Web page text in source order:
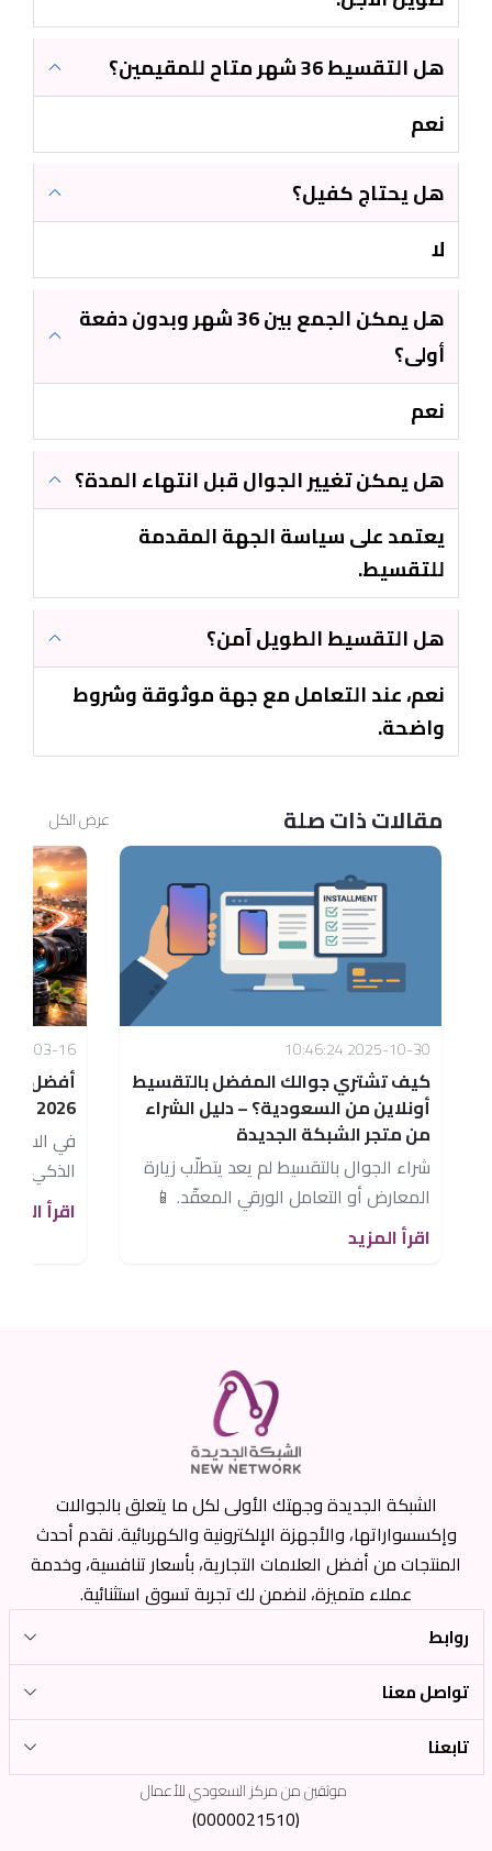
هل التقسيط 36 شهر متاح للمقيمين؟
نعم
هل يحتاج كفيل؟
لا
هل يمكن الجمع بين 36 شهر وبدون دفعة
أولى؟
نعم
هل يمكن تغيير الجوال قبل انتهاء المدة؟
يعتمد على سياسة الجهة المقدمة
للتقسيط.
هل التقسيط الطويل آمن؟
نعم، عند التعامل مع جهة موثوقة وشروط
واضحة.
مقالات ذات صلة عرض الكل
2025-10-30 10:46:24
كيف تشتري جوالك المفضل بالتقسيط
أونلاين من السعودية؟ – دليل الشراء
من متجر الشبكة الجديدة
شراء الجوال بالتقسيط لم يعد يتطلّب زيارة
المعارض أو التعامل الورقي المعقّد. 📱
&nbsp;اليوم يمكنك شراء جوالك المفضل
بالتقسيط أونلاين في...
اقرأ المزيد
03-16 22:41:41
أفضل
2026
في
الذكي
شراء
اقرأ
الشبكة الجديدة وجهتك الأولى لكل ما يتعلق بالجوالات
وإكسسواراتها، والأجهزة الإلكترونية والكهربائية. نقدم أحدث
المنتجات من أفضل العلامات التجارية، بأسعار تنافسية، وخدمة
عملاء متميزة، لنضمن لك تجربة تسوق استثنائية.
روابط
تواصل معنا
تابعنا
موثقين من مركز السعودي للأعمال
(0000021510)